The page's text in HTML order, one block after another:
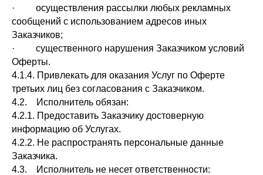
· осуществления рассылки любых рекламных
сообщений с использованием адресов иных
Заказчиков;
· существенного нарушения Заказчиком условий
Оферты.
4.1.4. Привлекать для оказания Услуг по Оферте
третьих лиц без согласования с Заказчиком.
4.2. Исполнитель обязан:
4.2.1. Предоставить Заказчику достоверную
информацию об Услугах.
4.2.2. Не распространять персональные данные
Заказчика.
4.3. Исполнитель не несет ответственности: